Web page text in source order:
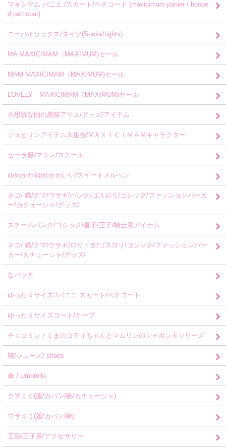
マキシマム パニエ /スカート/ペチコート (maxicimam panier / hoope
d petticoat)
ニーハイソックス/タイツ(Socks/tights)
MA MAXICIMAM（MAXIMUM)セール
MAM MAXICIMAM（MAXIMUM)セール
LOVELY MAXICIMAM（MAXIMUM)セール
不思議な国の黒猫アリス/グッズ/アイテム
ジュピリンアイテム大集合/MＡＸＩＣＩＭＡＭキャラクター
セーラ服/マリン/スクール
ゆめかわ/ゆめかわいい/スイートメルヘン
ネコ/ 猫/クマ/ウサギ/パンク/ゴスロリ/ゴシック/ファッションパーカ
ー/カチューシャ/グッズ/
スチームパンク/ゴシック/皇子/王子/騎士系アイテム
ネコ/ 猫/クマ/ウサギ/ロリィタ/ゴスロリ/ゴシック/ファッションパー
カー/カチューシャ/グッズ/
缶バッチ
ゆったりサイズ /パニエ スカート/ペチコート
ゆったりサイズコート/ケープ
チョコミントくまのコティちゃんとマムリンのシャボン玉シリーズ
靴/シューズ/ shoes
傘 / Umbrella
クマミミ(服/カバン/靴/カチューシャ)
ウサミミ(服/カバン/靴)
王冠/王子系/アクセサリー